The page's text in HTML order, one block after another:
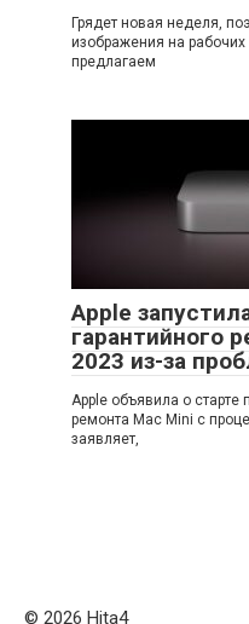
Грядет новая неделя,
изображения на
предлагаем
Apple
гарантийного
2023 из-за
Apple объявила о старте
ремонта Mac Mini с
заявляет,
© 2026 Нita4